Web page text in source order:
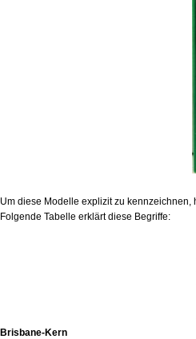
Um diese Modelle explizit zu kennzeichnen,
Folgende Tabelle erklärt diese Begriffe:
Brisbane-Kern